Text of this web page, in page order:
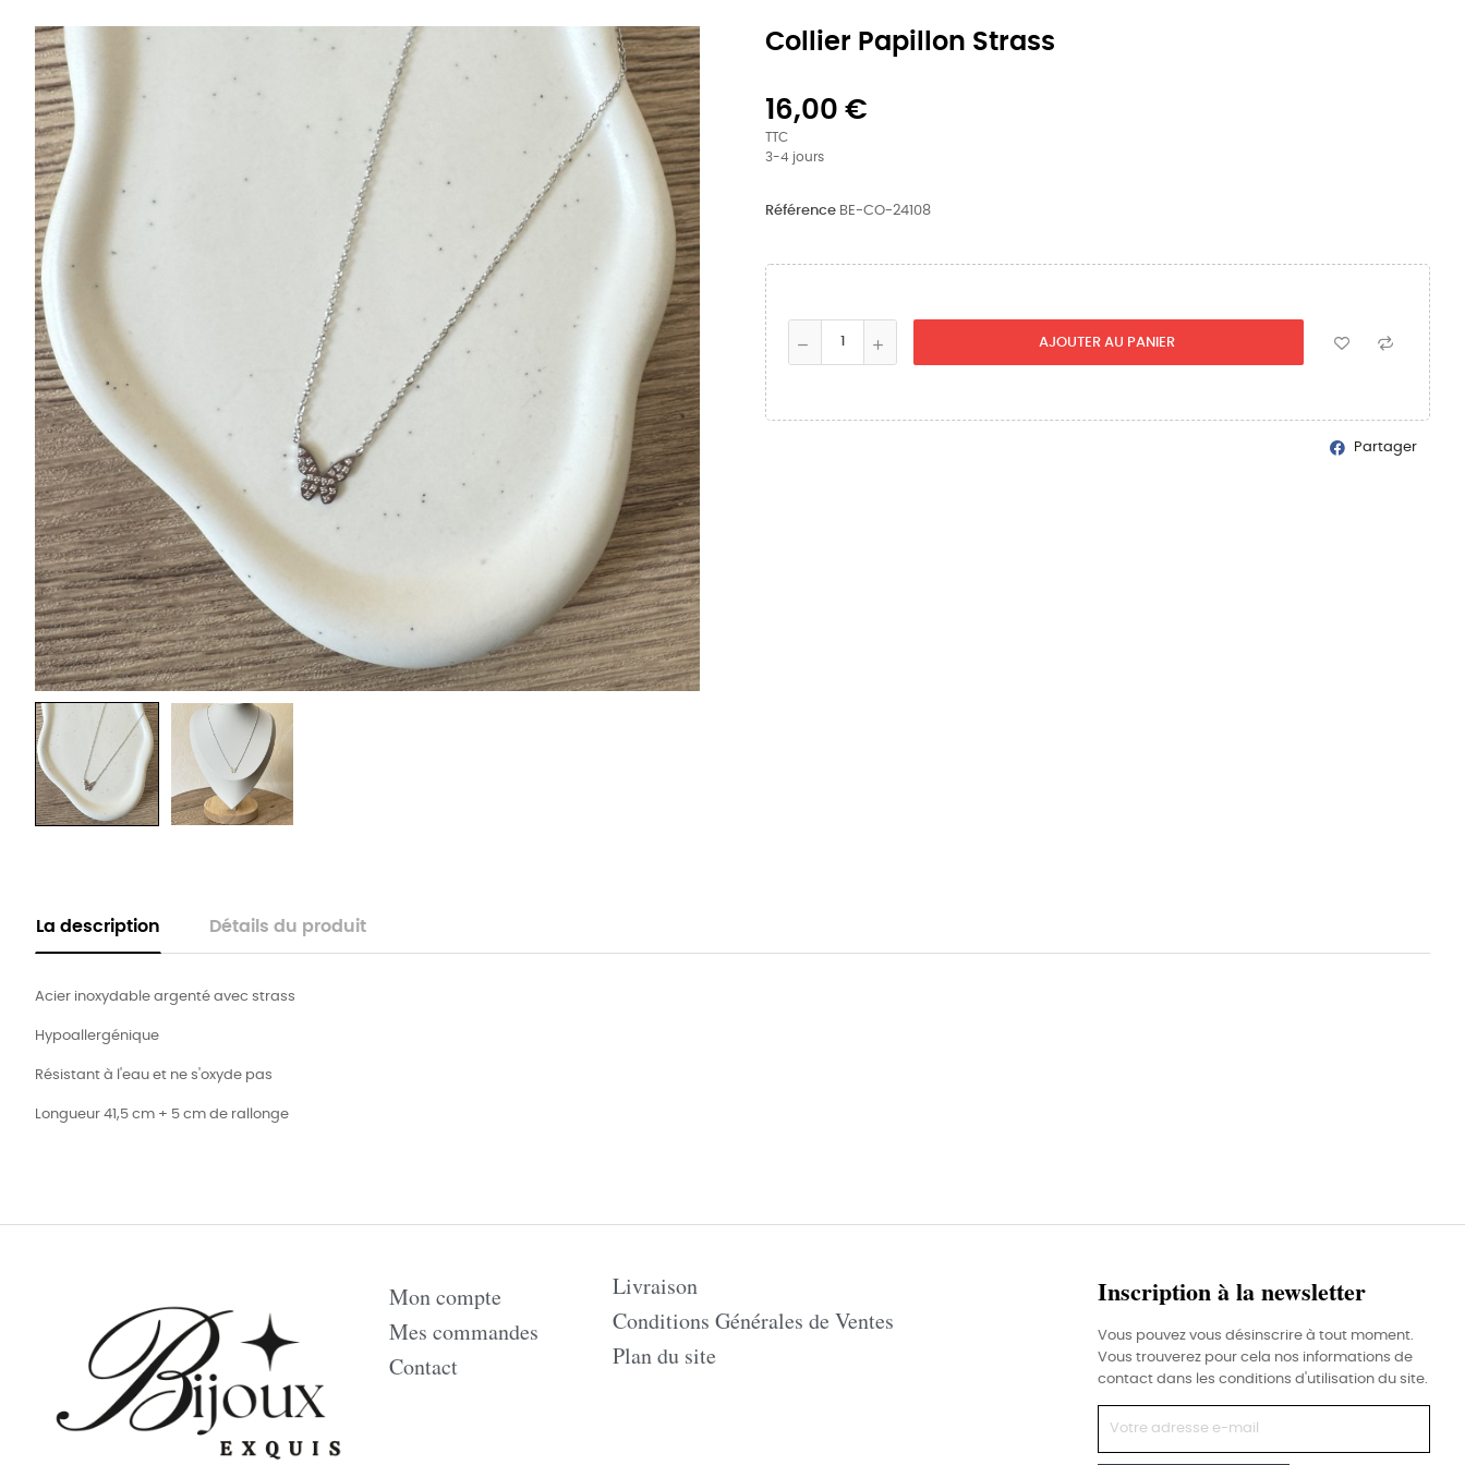
Collier Papillon Strass
16,00 €
TTC
3-4 jours
Référence BE-CO-24108
AJOUTER AU PANIER
Partager
La description Détails du produit
Acier inoxydable argenté avec strass
Hypoallergénique
Résistant à l'eau et ne s'oxyde pas
Longueur 41,5 cm + 5 cm de rallonge
Mon compte
Mes commandes
Contact
Livraison
Conditions Générales de Ventes
Plan du site
Inscription à la newsletter
Vous pouvez vous désinscrire à tout moment.
Vous trouverez pour cela nos informations de
contact dans les conditions d'utilisation du site.